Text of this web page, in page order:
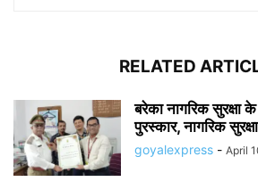
RELATED
बरेका नागरिक सुरक्षा
पुरस्कार, नागरिक
goyalexpress - April